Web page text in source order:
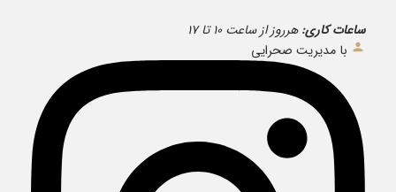
ساعات کاری: هرروز از ساعت ۱۰ تا ۱۷
با مدیریت صحرایی